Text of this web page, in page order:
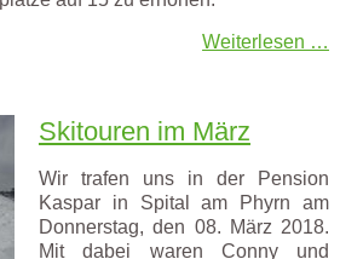
Weiterlesen …
Skitouren im März
Wir trafen uns in der Pension
Kaspar in Spital am Phyrn am
Donnerstag, den 08. März 2018.
Mit dabei waren Conny und